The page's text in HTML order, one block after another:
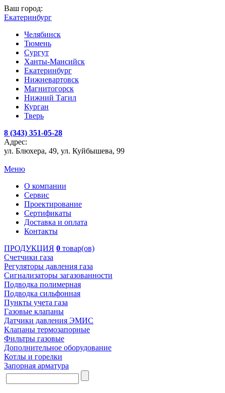
Ваш город:
Екатеринбург
Челябинск
Тюмень
Сургут
Ханты-Мансийск
Екатеринбург
Нижневартовск
Магнитогорск
Нижний Тагил
Курган
Тверь
8 (343) 351-05-28
Адрес:
ул. Блюхера, 49, ул. Куйбышева, 99
Меню
О компании
Сервис
Проектирование
Сертификаты
Доставка и оплата
Контакты
ПРОДУКЦИЯ 0 товар(ов)
Счетчики газа
Регуляторы давления газа
Сигнализаторы загазованности
Подводка полимерная
Подводка сильфонная
Пункты учета газа
Газовые клапаны
Датчики давления ЭМИС
Клапаны термозапорные
Фильтры газовые
Дополнительное оборудование
Котлы и горелки
Запорная арматура